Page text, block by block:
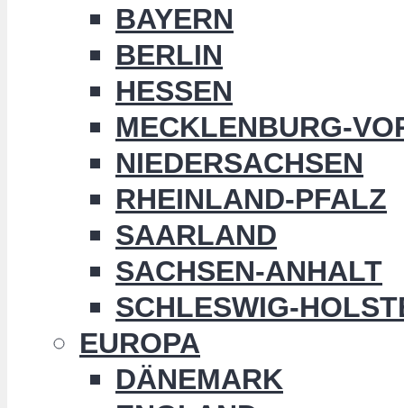
BAYERN
BERLIN
HESSEN
MECKLENBURG-
NIEDERSACHSEN
RHEINLAND-PFALZ
SAARLAND
SACHSEN-ANHALT
SCHLESWIG-
EUROPA
DÄNEMARK